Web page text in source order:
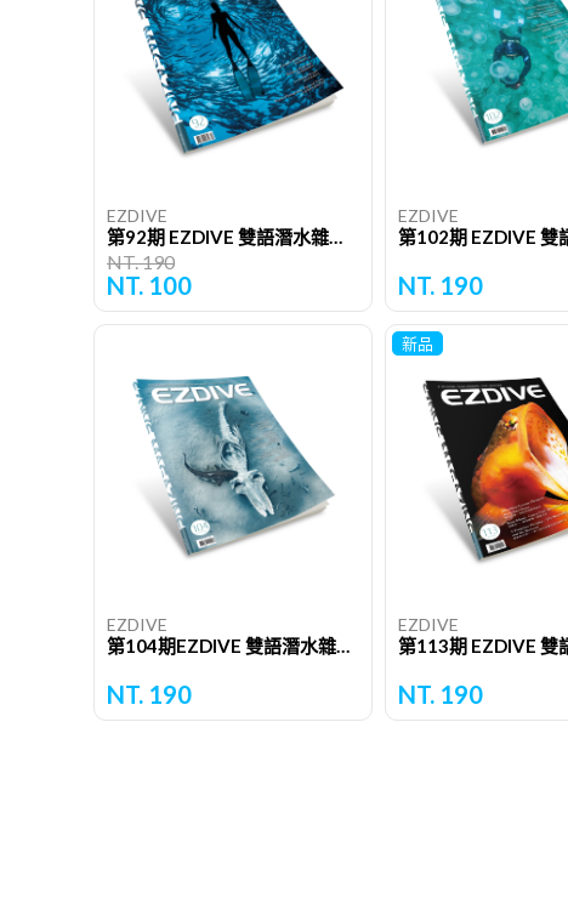
EZDIVE
第92期 EZDIVE 雙語潛水雜誌（單期）
NT. 190
NT. 100
EZDIVE
NT. 190
EZDIVE
第104期EZDIVE 雙語潛水雜誌（單期）
NT. 190
新品
EZDIVE
NT. 190